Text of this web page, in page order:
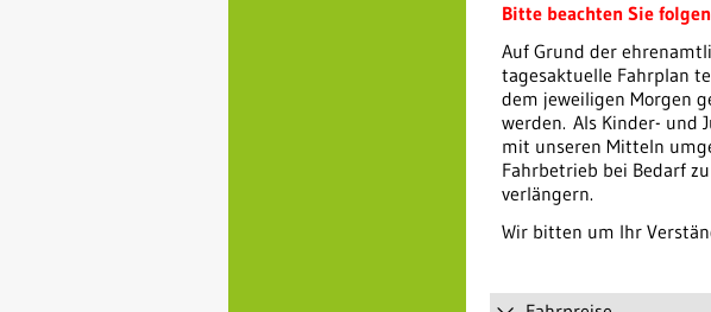
Bitte beachten Sie
Auf Grund der
tagesaktuelle Fahrplan
dem jeweiligen Morgen
werden. Als Kinder- und
mit unseren Mitteln
Fahrbetrieb bei Bedarf
verlängern.
Wir bitten um Ihr